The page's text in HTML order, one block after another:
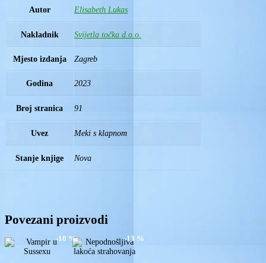
Autor Elisabeth Lukas
Nakladnik Svijetla točka d.o.o.
Mjesto izdanja Zagreb
Godina 2023
Broj stranica 91
Uvez Meki s klapnom
Stanje knjige Nova
Povezani proizvodi
-10 % -13 %